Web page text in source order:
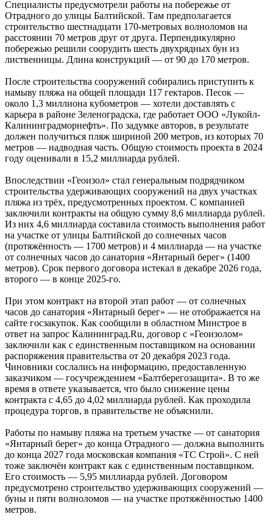
Специалисты предусмотрели работы на побережье от
Отрадного до улицы Балтийской. Там предполагается
строительство шестнадцати 170-метровых волноломов на
расстоянии 70 метров друг от друга. Перпендикулярно
побережью решили соорудить шесть двухрядных бун из
лиственницы. Длина конструкций — от 90 до 170 метров.
После строительства сооружений собирались приступить к
намыву пляжа на общей площади 117 гектаров. Песок —
около 1,3 миллиона кубометров — хотели доставлять с
карьера в районе Зеленоградска, где работает ООО «Лукойл-
Калининградморнефть». По задумке авторов, в результате
должен получиться пляж шириной 200 метров, из которых 70
метров — надводная часть. Общую стоимость проекта в 2024
году оценивали в 15,2 миллиарда рублей.
Впоследствии «Геоизол» стал генеральным подрядчиком
строительства удерживающих сооружений на двух участках
пляжа из трёх, предусмотренных проектом. С компанией
заключили контракты на общую сумму 8,6 миллиарда рублей.
Из них 4,6 миллиарда составила стоимость выполнения работ
на участке от улицы Балтийской до солнечных часов
(протяжённость — 1700 метров) и 4 миллиарда — на участке
от солнечных часов до санатория «Янтарный берег» (1400
метров). Срок первого договора истекал в декабре 2026 года,
второго — в конце 2025-го.
При этом контракт на второй этап работ — от солнечных
часов до санатория «Янтарный берег» — не отображается на
сайте госзакупок. Как сообщили в областном Минстрое в
ответ на запрос Калининград.Ru, договор с «Геоизолом»
заключили как с единственным поставщиком на основании
распоряжения правительства от 20 декабря 2023 года.
Чиновники сослались на информацию, предоставленную
заказчиком — госучреждением «Балтберегозащита». В то же
время в ответе указывается, что было снижение цены
контракта с 4,65 до 4,02 миллиарда рублей. Как проходила
процедура торгов, в правительстве не объяснили.
Работы по намыву пляжа на третьем участке — от санатория
«Янтарный берег» до конца Отрадного — должна выполнить
до конца 2027 года московская компания «ТС Строй». С ней
тоже заключён контракт как с единственным поставщиком.
Его стоимость — 5,95 миллиарда рублей. Договором
предусмотрено строительство удерживающих сооружений —
буны и пяти волноломов — на участке протяжённостью 1400
метров.